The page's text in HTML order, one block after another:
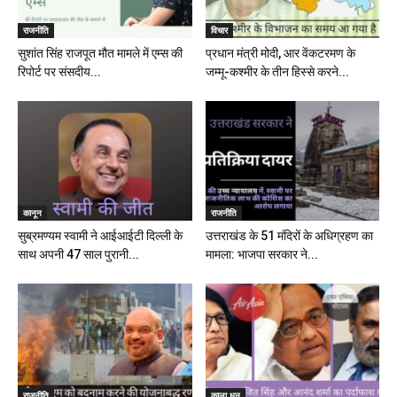
राजनीति
सुशांत सिंह राजपूत मौत मामले में एम्स की
रिपोर्ट पर संसदीय...
विचार
प्रधान मंत्री मोदी, आर वेंकटरमण के
जम्मू-कश्मीर के तीन हिस्से करने...
कानून
सुब्रमण्यम स्वामी ने आईआईटी दिल्ली के
साथ अपनी 47 साल पुरानी...
राजनीति
उत्तराखंड के 51 मंदिरों के अधिग्रहण का
मामला: भाजपा सरकार ने...